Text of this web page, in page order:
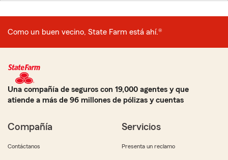
Como un buen vecino, State Farm está ahí.®
Una compañía de seguros con 19,000 agentes y que
atiende a más de 96 millones de pólizas y cuentas
Compañía
Contáctanos
Servicios
Presenta un reclamo